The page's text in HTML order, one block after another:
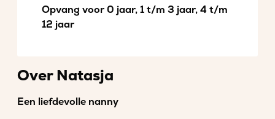
Opvang voor 0 jaar, 1 t/m 3 jaar, 4 t/m
12 jaar
Over Natasja
Een liefdevolle nanny